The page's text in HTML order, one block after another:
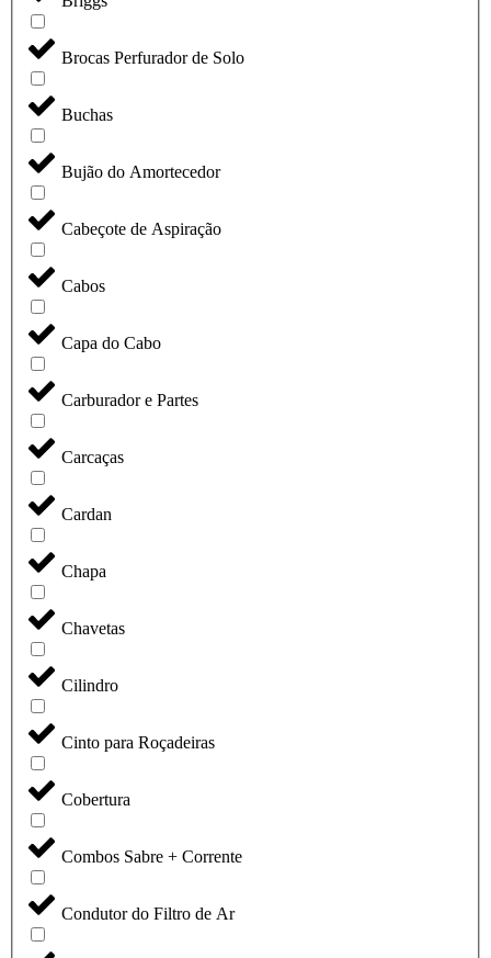
Brocas Perfurador de Solo
Buchas
Bujão do Amortecedor
Cabeçote de Aspiração
Cabos
Capa do Cabo
Carburador e Partes
Carcaças
Cardan
Chapa
Chavetas
Cilindro
Cinto para Roçadeiras
Cobertura
Combos Sabre + Corrente
Condutor do Filtro de Ar